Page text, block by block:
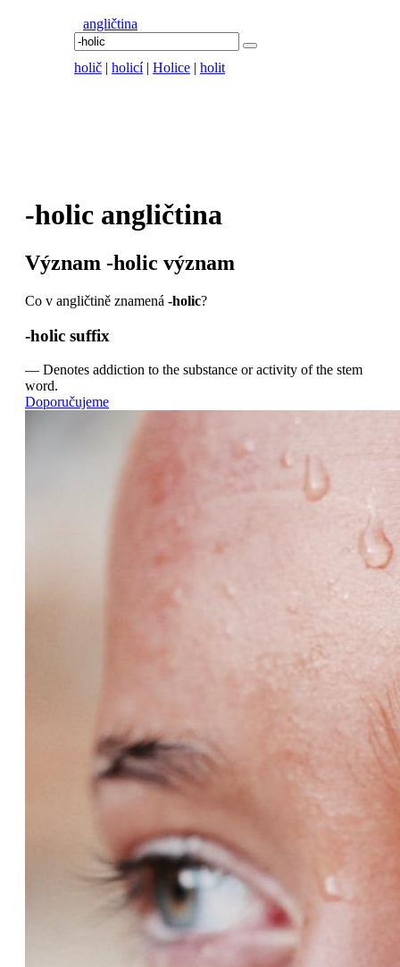
angličtina
holič | holicí | Holice | holit
-holic angličtina
Význam -holic význam
Co v angličtině znamená -holic?
-holic suffix
— Denotes addiction to the substance or activity of the stem
word.
Doporučujeme